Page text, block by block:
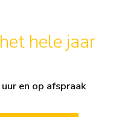
hele jaar
en op afspraak